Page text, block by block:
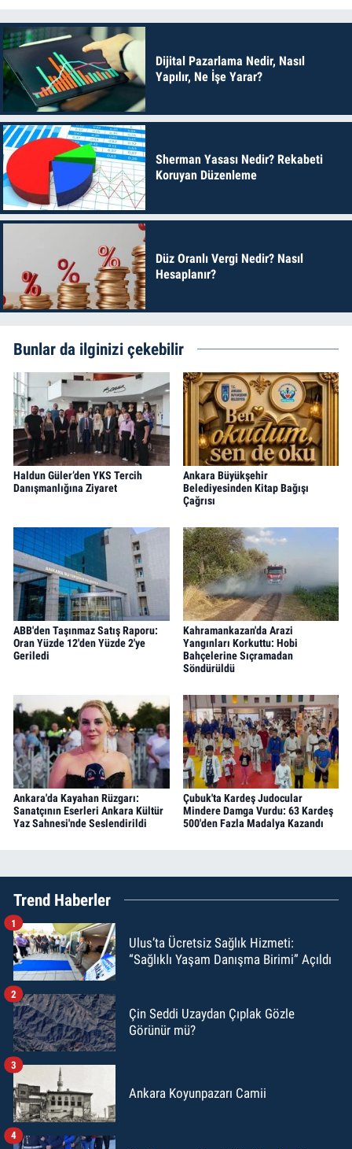
Dijital Pazarlama Nedir, Nasıl
Yapılır, Ne İşe Yarar?
Sherman Yasası Nedir? Rekabeti
Koruyan Düzenleme
Düz Oranlı Vergi Nedir? Nasıl
Hesaplanır?
Bunlar da ilginizi çekebilir
Haldun Güler’den YKS Tercih
Danışmanlığına Ziyaret
Ankara Büyükşehir
Belediyesinden Kitap Bağışı
Çağrısı
ABB'den Taşınmaz Satış Raporu:
Oran Yüzde 12'den Yüzde 2'ye
Geriledi
Kahramankazan'da Arazi
Yangınları Korkuttu: Hobi
Bahçelerine Sıçramadan
Söndürüldü
Ankara'da Kayahan Rüzgarı:
Sanatçının Eserleri Ankara Kültür
Yaz Sahnesi'nde Seslendirildi
Çubuk'ta Kardeş Judocular
Mindere Damga Vurdu: 63 Kardeş
500'den Fazla Madalya Kazandı
Trend Haberler
Ulus’ta Ücretsiz Sağlık Hizmeti:
“Sağlıklı Yaşam Danışma Birimi” Açıldı
1
Çin Seddi Uzaydan Çıplak Gözle
Görünür mü?
2
Ankara Koyunpazarı Camii
3
4